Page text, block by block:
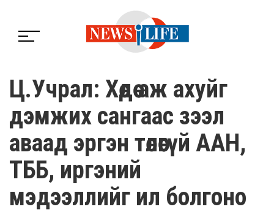
Ц.Учрал: Хөдөө аж ахуйг
дэмжих сангаас зээл
аваад эргэн төлөөгүй ААН,
ТББ, иргэний
мэдээллийг ил болгоно